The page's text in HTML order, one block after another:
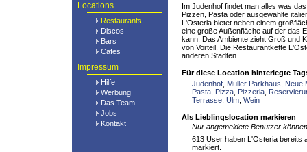
Locations
Restaurants
Discos
Bars
Cafes
Impressum
Hilfe
Werbung
Das Team
Jobs
Kontakt
Im Judenhof findet man alles was
Pizzen, Pasta oder ausgewählte
L'Osteria bietet neben einem
eine große Außenfläche auf der das
kann. Das Ambiente zieht Groß und
von Vorteil. Die Restaurantkette
anderen Städten.
Für diese Location hinterlegte
Judenhof Müller Parkhaus
Neue
Pasta Pizza Pizzeria
Terrasse Ulm Wein
Als Lieblingslocation markieren
Nur angemeldete Benutzer
613 User haben L'Osteria bereits
markiert.